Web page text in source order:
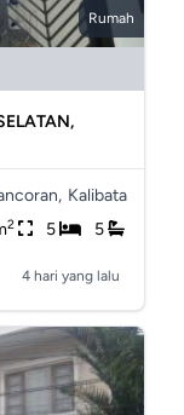
Rumah
Kalibata
2 5 5
4 hari yang lalu